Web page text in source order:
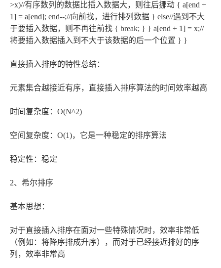
>x)//有序数列的数据比插入数据大，则往后挪动 { a[end +
1] = a[end]; end--;//向前找，进行排列数据 } else//遇到不大
于要插入数据，则不再往前找 { break; } } a[end + 1] = x;//
将要插入数据插入到不大于该数据的后一个位置 } }
直接插入排序的特性总结：
元素集合越接近有序，直接插入排序算法的时间效率越高
时间复杂度：O(N^2)
空间复杂度：O(1)，它是一种稳定的排序算法
稳定性：稳定
2、希尔排序
基本思想：
对于直接插入排序在面对一些特殊情况时，效率非常低
（例如：将降序排成升序），而对于已经接近排好的序
列，效率非常高